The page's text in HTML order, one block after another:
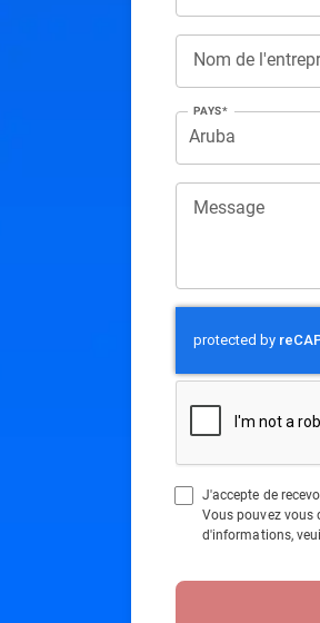
Nom de
PAYS*
Message
J'accepte de
Vous pouvez vous
d'informations,